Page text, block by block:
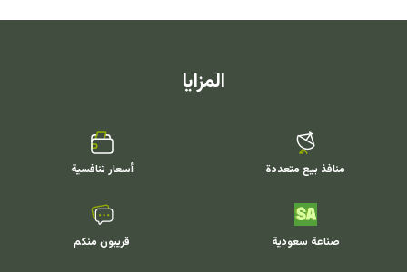
المزايا
منافذ بيع متعددة أسعار تنافسية
صناعة سعودية قريبون منكم